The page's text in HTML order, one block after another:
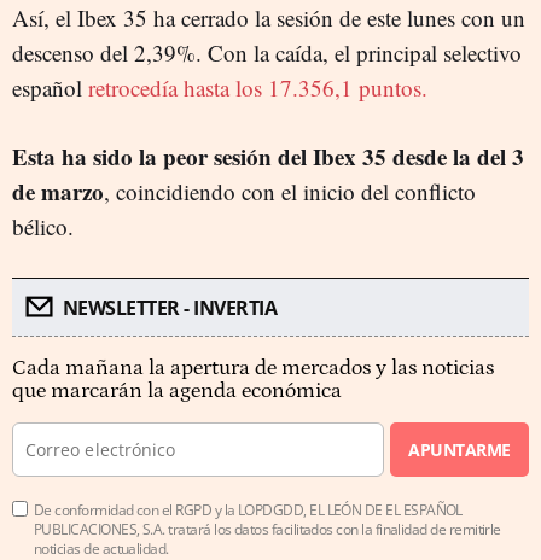
Así, el Ibex 35 ha cerrado la sesión de este lunes con un
descenso del 2,39%. Con la caída, el principal selectivo
español retrocedía hasta los 17.356,1 puntos.
Esta ha sido la peor sesión del Ibex 35 desde la del 3
de marzo, coincidiendo con el inicio del conflicto
bélico.
NEWSLETTER - INVERTIA
Cada mañana la apertura de mercados y las noticias
que marcarán la agenda económica
APUNTARME
De conformidad con el RGPD y la LOPDGDD, EL LEÓN DE EL ESPAÑOL
PUBLICACIONES, S.A. tratará los datos facilitados con la finalidad de remitirle
noticias de actualidad.